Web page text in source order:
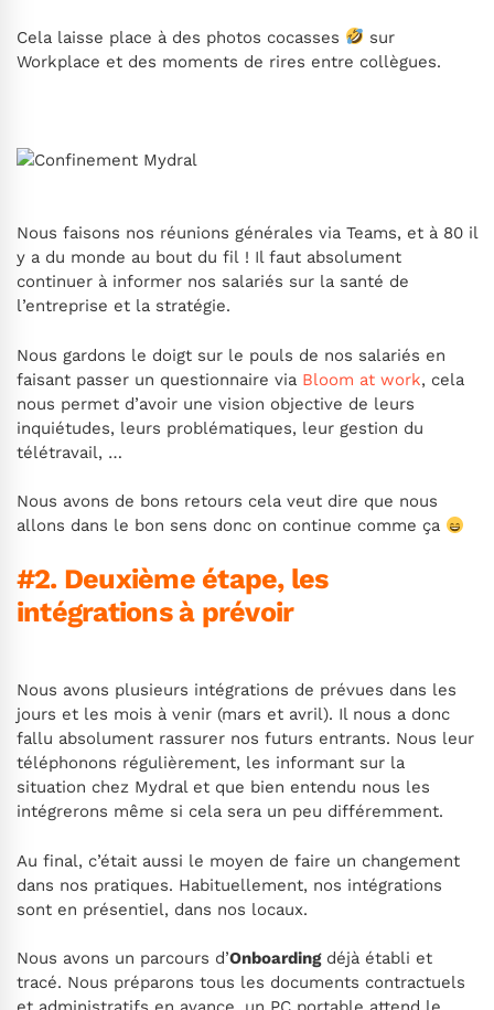
Cela laisse place à des photos cocasses
sur
Workplace et des moments de rires entre collègues.
Nous faisons nos réunions générales via Teams, et à 80 il
y a du monde au bout du fil ! Il faut absolument
continuer à informer nos salariés sur la santé de
l’entreprise et la stratégie.
Nous gardons le doigt sur le pouls de nos salariés en
faisant passer un questionnaire via Bloom at work, cela
nous permet d’avoir une vision objective de leurs
inquiétudes, leurs problématiques, leur gestion du
télétravail, …
Nous avons de bons retours cela veut dire que nous
allons dans le bon sens donc on continue comme ça
#2. Deuxième étape, les
intégrations à prévoir
Nous avons plusieurs intégrations de prévues dans les
jours et les mois à venir (mars et avril). Il nous a donc
fallu absolument rassurer nos futurs entrants. Nous leur
téléphonons régulièrement, les informant sur la
situation chez Mydral et que bien entendu nous les
intégrerons même si cela sera un peu différemment.
Au final, c’était aussi le moyen de faire un changement
dans nos pratiques. Habituellement, nos intégrations
sont en présentiel, dans nos locaux.
Nous avons un parcours d’Onboardingdéjà établi et
tracé. Nous préparons tous les documents contractuels